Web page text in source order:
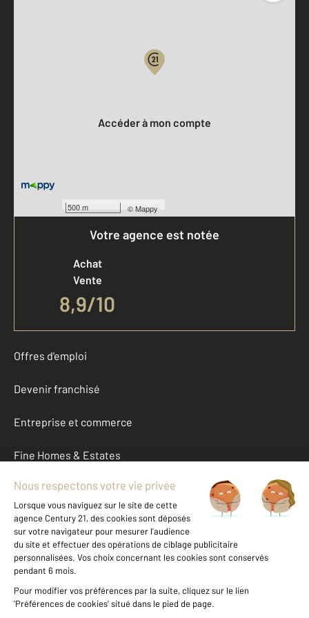
500 m ©Mappy
Accéder à mon compte
Votre agence est notée
Achat
Vente
8,9/10
Offres d'emploi
Devenir franchisé
Entreprise et commerce
Fine Homes & Estates
À propos
International
Nous contacter